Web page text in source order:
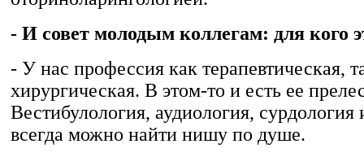
- И совет молодым коллегам: для кого
- У нас профессия как терапевтическая,
хирургическая. В этом-то и есть ее
Вестибулология, аудиология, сурдология
всегда можно найти нишу по душе.